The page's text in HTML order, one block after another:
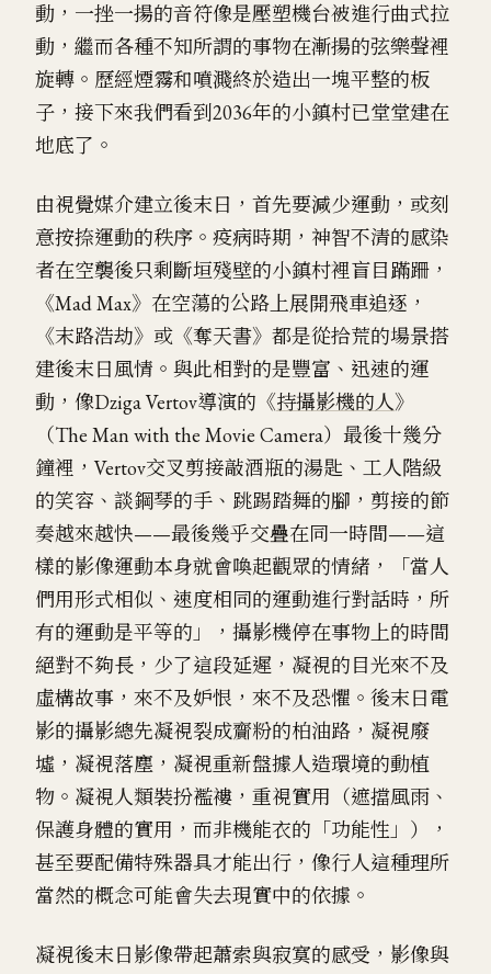
動，一挫一揚的音符像是壓塑機台被進行曲式拉
動，繼而各種不知所謂的事物在漸揚的弦樂聲裡
旋轉。歷經煙霧和噴濺終於造出一塊平整的板
子，接下來我們看到2036年的小鎮村已堂堂建在
地底了。
由視覺媒介建立後末日，首先要減少運動，或刻
意按捺運動的秩序。疫病時期，神智不清的感染
者在空襲後只剩斷垣殘壁的小鎮村裡盲目蹣跚，
《Mad Max》在空蕩的公路上展開飛車追逐，
《末路浩劫》或《奪天書》都是從拾荒的場景搭
建後末日風情。與此相對的是豐富、迅速的運
動，像Dziga Vertov導演的《持攝影機的人》
（The Man with the Movie Camera）最後十幾分
鐘裡，Vertov交叉剪接敲酒瓶的湯匙、工人階級
的笑容、談鋼琴的手、跳踢踏舞的腳，剪接的節
奏越來越快——最後幾乎交疊在同一時間——這
樣的影像運動本身就會喚起觀眾的情緒，「當人
們用形式相似、速度相同的運動進行對話時，所
有的運動是平等的」，攝影機停在事物上的時間
絕對不夠長，少了這段延遲，凝視的目光來不及
虛構故事，來不及妒恨，來不及恐懼。後末日電
影的攝影總先凝視裂成齎粉的柏油路，凝視廢
墟，凝視落塵，凝視重新盤據人造環境的動植
物。凝視人類裝扮襤褸，重視實用（遮擋風雨、
保護身體的實用，而非機能衣的「功能性」），
甚至要配備特殊器具才能出行，像行人這種理所
當然的概念可能會失去現實中的依據。
凝視後末日影像帶起蕭索與寂寞的感受，影像與